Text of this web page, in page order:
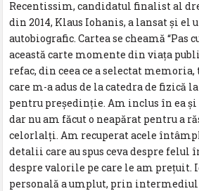
Recentissim, candidatul finalist al
din 2014, Klaus Iohanis, a lansat şi el
autobiografic. Cartea se cheamă “Pas
această carte momente din viaţa
refac, din ceea ce a selectat
care m-a adus de la catedra de fizică
pentru preşedinţie. Am inclus în ea
dar nu am făcut o neapărat pentru a
celorlalţi. Am recuperat acele
detalii care au spus ceva despre felul
despre valorile pe care le am preţuit.
personală a umplut, prin